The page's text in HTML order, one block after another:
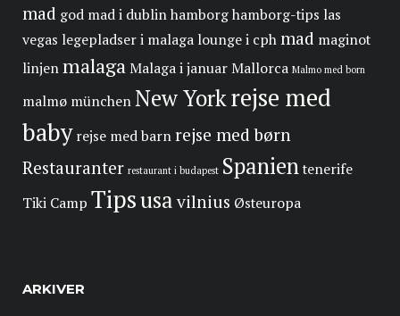
mad god mad i dublinhamborghamborg-tips las
vegas legepladser i malaga lounge i cphmad maginot
linjenmalagaMalaga i januarMallorca Malmo med born
malmø münchenNew Yorkrejse med
baby rejse med barnrejse med børn
Restauranter restaurant i budapest Spanientenerife
Tiki Camp Tipsusavilnius Østeuropa
ARKIVER